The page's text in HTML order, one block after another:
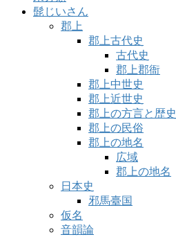
髭じいさん
郡上
郡上古代史
古代史
郡上郡衙
郡上中世史
郡上近世史
郡上の方言と歴史
郡上の民俗
郡上の地名
広域
郡上の地名
日本史
邪馬臺国
仮名
音韻論